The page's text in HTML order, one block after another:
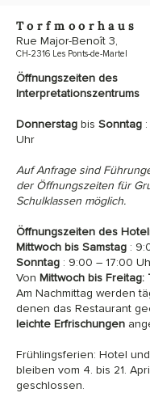
Torfmoorhaus
Rue Major-Benoît 3,
CH-2316 Les Ponts-de-Martel
Öffnungszeiten des
Interpretationszentrums
Donnerstag bis Sonntag
Uhr
Auf Anfrage sind
der Öffnungszeiten für
Schulklassen möglich.
Öffnungszeiten des
Mittwoch bis Samstag :
Sonntag : 9:00 – 17:00
Von Mittwoch bis Freitag:
Am Nachmittag werden
denen das Restaurant
leichte Erfrischungen
Frühlingsferien: Hotel
bleiben vom 4. bis 21.
geschlossen.